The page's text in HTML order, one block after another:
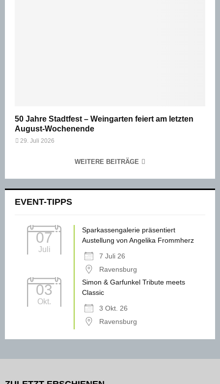
50 Jahre Stadtfest – Weingarten feiert am letzten
August-Wochenende
29. Juli 2026
WEITERE BEITRÄGE
EVENT-TIPPS
07
Juli
Sparkassengalerie präsentiert
Austellung von Angelika Frommherz
7 Juli 26
Ravensburg
03
Okt.
Simon & Garfunkel Tribute meets
Classic
3 Okt. 26
Ravensburg